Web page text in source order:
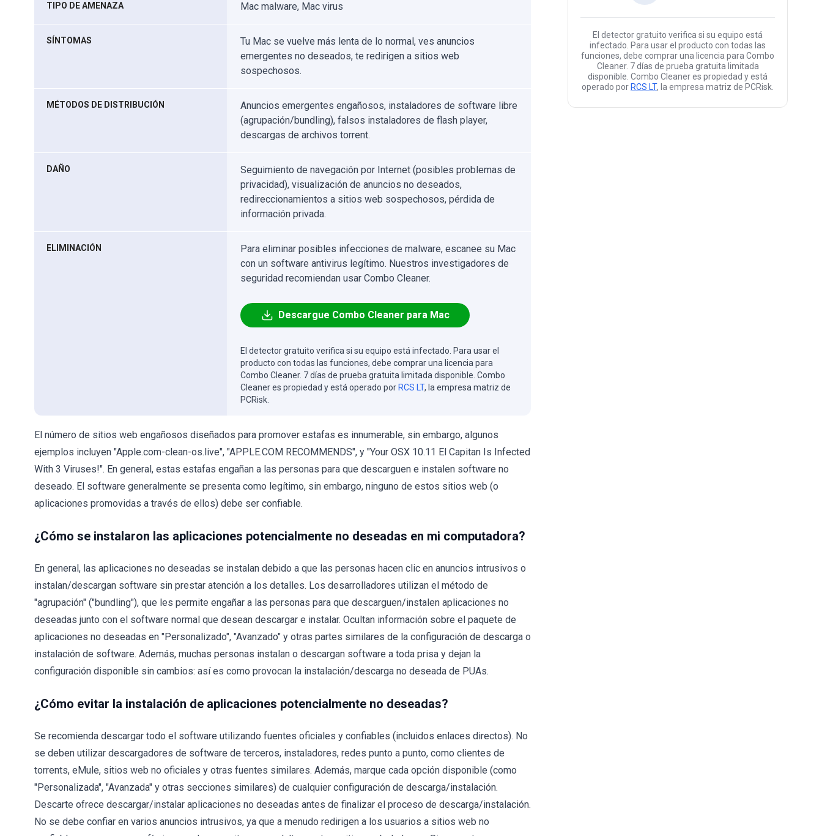
TIPO DE AMENAZA Mac malware, Mac virus
SÍNTOMAS
Tu Mac se vuelve más lenta de lo normal, ves anuncios
emergentes no deseados, te redirigen a sitios web
sospechosos.
MÉTODOS DE DISTRIBUCIÓN
Anuncios emergentes engañosos, instaladores de software libre
(agrupación/bundling), falsos instaladores de flash player,
descargas de archivos torrent.
DAÑO
Seguimiento de navegación por Internet (posibles problemas de
privacidad), visualización de anuncios no deseados,
redireccionamientos a sitios web sospechosos, pérdida de
información privada.
ELIMINACIÓN
Para eliminar posibles infecciones de malware, escanee su Mac
con un software antivirus legítimo. Nuestros investigadores de
seguridad recomiendan usar Combo Cleaner.
Descargue Combo Cleaner para Mac
El detector gratuito verifica si su equipo está infectado. Para usar el
producto con todas las funciones, debe comprar una licencia para
Combo Cleaner. 7 días de prueba gratuita limitada disponible. Combo
Cleaner es propiedad y está operado por RCS LT, la empresa matriz de
PCRisk.
El número de sitios web engañosos diseñados para promover estafas es innumerable, sin embargo, algunos
ejemplos incluyen "Apple.com-clean-os.live", "APPLE.COM RECOMMENDS", y "Your OSX 10.11 El Capitan Is Infected
With 3 Viruses!". En general, estas estafas engañan a las personas para que descarguen e instalen software no
deseado. El software generalmente se presenta como legítimo, sin embargo, ninguno de estos sitios web (o
aplicaciones promovidas a través de ellos) debe ser confiable.
¿Cómo se instalaron las aplicaciones potencialmente no deseadas en mi computadora?
En general, las aplicaciones no deseadas se instalan debido a que las personas hacen clic en anuncios intrusivos o
instalan/descargan software sin prestar atención a los detalles. Los desarrolladores utilizan el método de
"agrupación" ("bundling"), que les permite engañar a las personas para que descarguen/instalen aplicaciones no
deseadas junto con el software normal que desean descargar e instalar. Ocultan información sobre el paquete de
aplicaciones no deseadas en "Personalizado", "Avanzado" y otras partes similares de la configuración de descarga o
instalación de software. Además, muchas personas instalan o descargan software a toda prisa y dejan la
configuración disponible sin cambios: así es como provocan la instalación/descarga no deseada de PUAs.
¿Cómo evitar la instalación de aplicaciones potencialmente no deseadas?
Se recomienda descargar todo el software utilizando fuentes oficiales y confiables (incluidos enlaces directos). No
se deben utilizar descargadores de software de terceros, instaladores, redes punto a punto, como clientes de
torrents, eMule, sitios web no oficiales y otras fuentes similares. Además, marque cada opción disponible (como
"Personalizada", "Avanzada" y otras secciones similares) de cualquier configuración de descarga/instalación.
Descarte ofrece descargar/instalar aplicaciones no deseadas antes de finalizar el proceso de descarga/instalación.
No se debe confiar en varios anuncios intrusivos, ya que a menudo redirigen a los usuarios a sitios web no
El detector gratuito verifica si su equipo está
infectado. Para usar el producto con todas las
funciones, debe comprar una licencia para Combo
Cleaner. 7 días de prueba gratuita limitada
disponible. Combo Cleaner es propiedad y está
operado por RCS LT, la empresa matriz de PCRisk.